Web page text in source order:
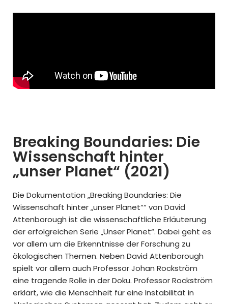
Breaking Boundaries: Die
Wissenschaft hinter
„unser Planet“ (2021)
Die Dokumentation „Breaking Boundaries: Die
Wissenschaft hinter „unser Planet““ von David
Attenborough ist die wissenschaftliche Erläuterung
der erfolgreichen Serie „Unser Planet“. Dabei geht es
vor allem um die Erkenntnisse der Forschung zu
ökologischen Themen. Neben David Attenborough
spielt vor allem auch Professor Johan Rockström
eine tragende Rolle in der Doku. Professor Rockström
erklärt, wie die Menschheit für eine Instabilität in